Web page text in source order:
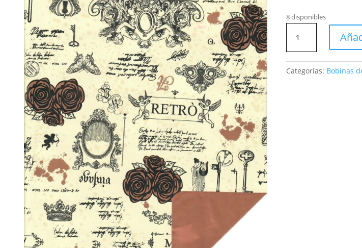
8 disponibles
polipropileno
Antique
11
frame
Categorías: Bobinas